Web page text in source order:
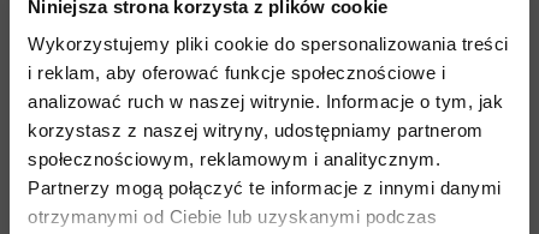
Niniejsza strona korzysta z plików cookie
Wykorzystujemy pliki cookie do spersonalizowania treści
i reklam, aby oferować funkcje społecznościowe i
analizować ruch w naszej witrynie. Informacje o tym, jak
korzystasz z naszej witryny, udostępniamy partnerom
społecznościowym, reklamowym i analitycznym.
Partnerzy mogą połączyć te informacje z innymi danymi
otrzymanymi od Ciebie lub uzyskanymi podczas
Specyfikacja
Do tego produktu rekomendujemy